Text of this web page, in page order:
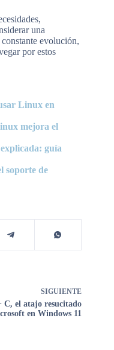
una
evolución,
por estos
Linux en
mejora el
guía
soporte de
SIGUIENTE
C, el atajo resucitado
en Windows 11